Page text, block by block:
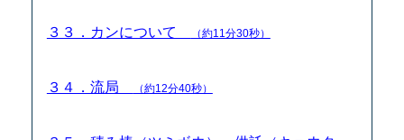
３３．カンについて （約11分30秒）
３４．流局 （約12分40秒）